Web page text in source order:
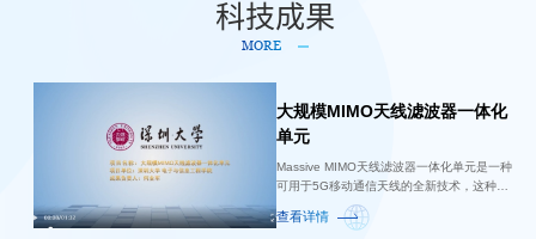
科技成果
MORE
大规模MIMO天线滤波器一体化
单元
Massive MIMO天线滤波器一体化单元是一种
可用于5G移动通信天线的全新技术，这种技
术的设计源于介质波导滤波器和基站天线方面
的技术创新。通过天线和滤波器的一体化集成
查看详情
桌面型微纳模芯精密制造装备
桌面型微纳制造成型装备针对现有微纳制造领
域制备效率低、生产成本高的产业难题，以非
晶态合金这种新型的金属材料为基础，采用热
米、纳...
查看详情
MMD智慧道路照明系统
MMD路灯是面向未来的新一 代智能型道路照
明系统。主要特点是 多维度
(Multidimension)、模块化(modularity)和分布
灯位和现有低位路...
查看详情
面向区域集中蓄/供冷技术
本项目区域集中供冷技术是通过相变储能材料
实现能量存储与利用，在用电低谷时期储存冷
量，在用电高峰期释放储存的冷量，以实现电
行，减...
查看详情
银纳米线及其新型应用材料
采用微波辅助合成工艺，实现高效率制备银纳
米线，银纳米线产率可达到80%以上，物理化
学性能稳定，颗粒分散均匀，平均长达达
效率较高，...
查看详情
高精度直线旋转电机系统